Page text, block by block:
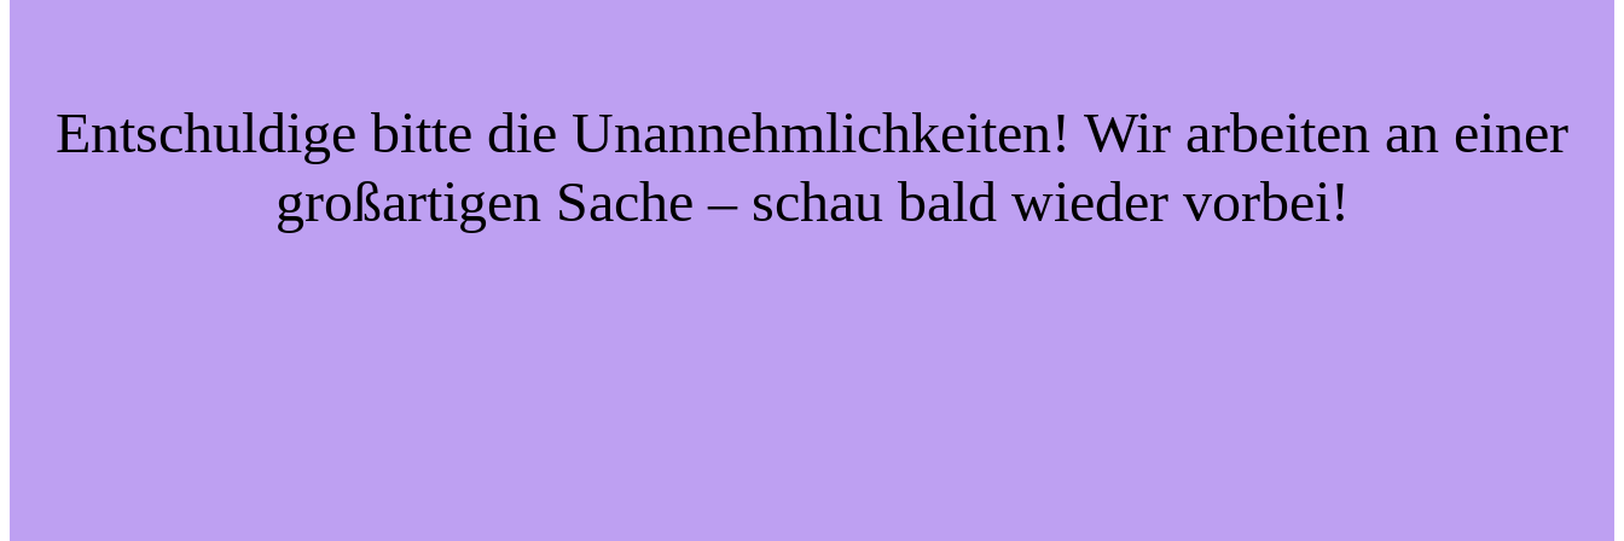
Entschuldige bitte die Unannehmlichkeiten! Wir arbeiten an einer
großartigen Sache – schau bald wieder vorbei!